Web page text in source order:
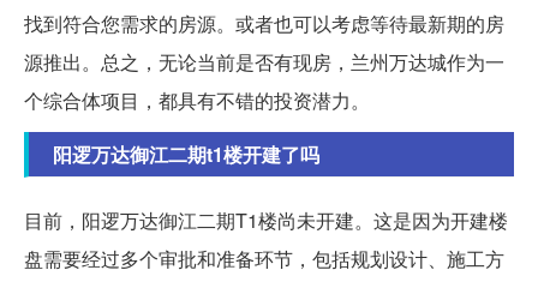
找到符合您需求的房源。或者也可以考虑等待最新期的房
源推出。总之，无论当前是否有现房，兰州万达城作为一
个综合体项目，都具有不错的投资潜力。
阳逻万达御江二期t1楼开建了吗
目前，阳逻万达御江二期T1楼尚未开建。这是因为开建楼
盘需要经过多个审批和准备环节，包括规划设计、施工方